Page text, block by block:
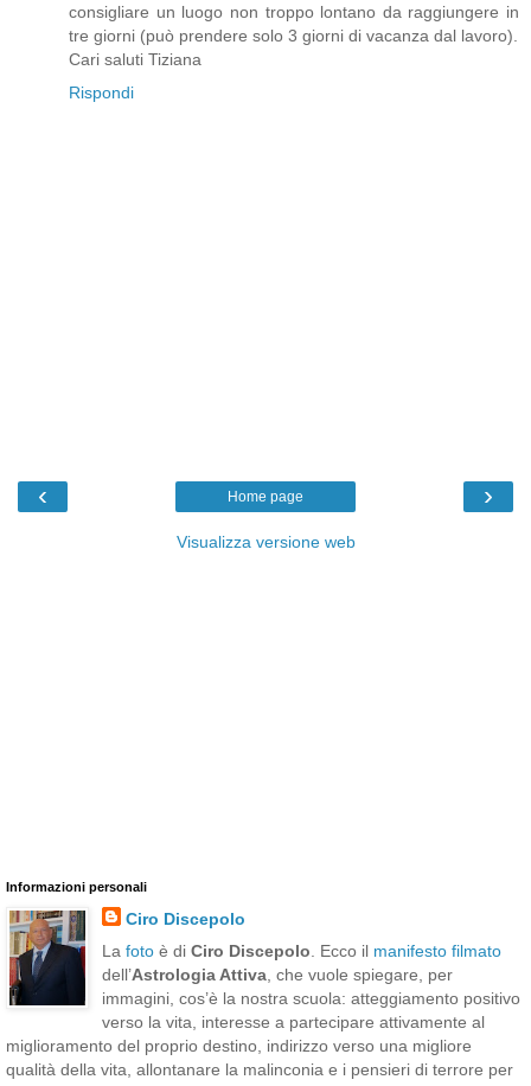
consigliare un luogo non troppo lontano da raggiungere in
tre giorni (può prendere solo 3 giorni di vacanza dal lavoro).
Cari saluti Tiziana
Rispondi
‹ ›
Home page
Visualizza versione web
Informazioni personali
Ciro Discepolo
La foto è di Ciro Discepolo . Ecco il manifesto filmato
dell’Astrologia Attiva, che vuole spiegare, per
immagini, cos’è la nostra scuola: atteggiamento positivo
verso la vita, interesse a partecipare attivamente al
miglioramento del proprio destino, indirizzo verso una migliore
qualità della vita, allontanare la malinconia e i pensieri di terrore per